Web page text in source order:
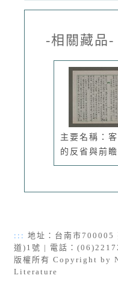
-相關藏品-
主要名稱：
的反省與前瞻
::: 地址：台南市700005
道)1號 | 電話：
版權所有 Copyright by
Literature